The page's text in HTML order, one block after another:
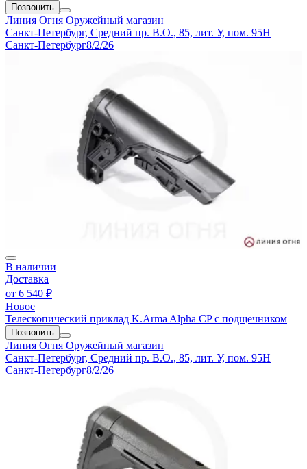
Позвонить
Линия Огня Оружейный магазин
Санкт-Петербург, Средний пр. В.О., 85, лит. У, пом. 95Н
Санкт-Петербург8/2/26
В наличии
Доставка
от 6 540 ₽
Новое
Телескопический приклад K.Arma Alpha CP с подщечником
Позвонить
Линия Огня Оружейный магазин
Санкт-Петербург, Средний пр. В.О., 85, лит. У, пом. 95Н
Санкт-Петербург8/2/26